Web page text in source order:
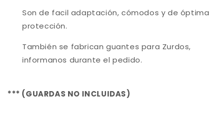
Son de facil adaptación, cómodos y de óptima
protección.
También se fabrican guantes para Zurdos,
informanos durante el pedido.
*** (GUARDAS NO INCLUIDAS)